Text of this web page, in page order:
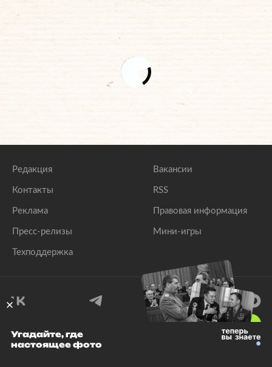
Редакция
Контакты
Реклама
Пресс-релизы
Техподдержка
Вакансии
RSS
Правовая информация
Мини-игры
© 1999–2026 Все права защищены.
Угадайте, где
настоящее фото